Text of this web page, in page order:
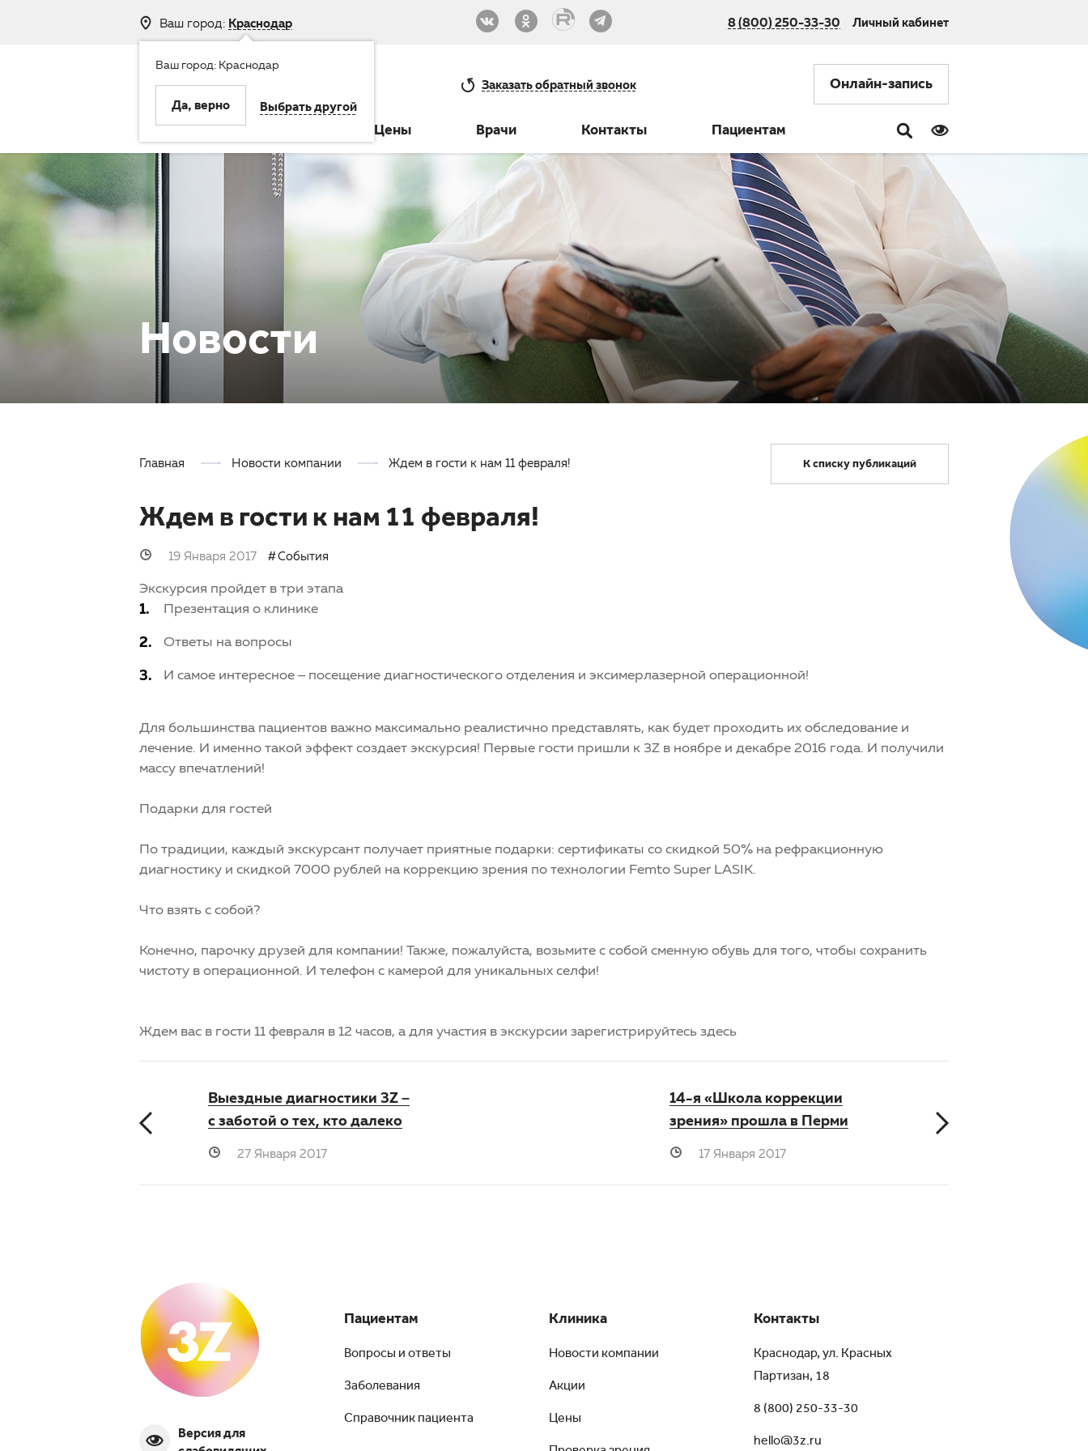
Ваш город: Краснодар
Ваш город: Краснодар
Да, верно Выбрать другой
8 (800) 250-33-30 Личный кабинет
Заказатьобратный звонок Онлайн-запись
Цены Врачи Контакты Пациентам
Новости
Главная Новости компании Ждем в гости к нам 11 февраля! К списку публикаций
Ждем в гости к нам 11 февраля!
19 Января 2017 События
Экскурсия пройдет в три этапа
Презентация о клинике
Ответы на вопросы
И самое интересное – посещение диагностического отделения и эксимерлазерной операционной!
Для большинства пациентов важно максимально реалистично представлять, как будет проходить их обследование и
лечение. И именно такой эффект создает экскурсия! Первые гости пришли к 3Z в ноябре и декабре 2016 года. И получили
массу впечатлений!
Подарки для гостей
По традиции, каждый экскурсант получает приятные подарки: сертификаты со скидкой 50% на рефракционную
диагностику и скидкой 7000 рублей на коррекцию зрения по технологии Femto Super LASIK.
Что взять с собой?
Конечно, парочку друзей для компании! Также, пожалуйста, возьмите с собой сменную обувь для того, чтобы сохранить
чистоту в операционной. И телефон с камерой для уникальных селфи!
Ждем вас в гости 11 февраля в 12 часов, а для участия в экскурсии зарегистрируйтесь здесь
Выездные диагностики 3Z –
с заботой о тех, кто далеко
27 Января 2017
14-я «Школа коррекции
зрения» прошла в Перми
17 Января 2017
Версия для
Пациентам
Вопросы и ответы
Заболевания
Справочник пациента
Клиника
Новости компании
Акции
Цены
Контакты
Краснодар, ул. Красных
Партизан, 18
8 (800) 250-33-30
hello@3z.ru